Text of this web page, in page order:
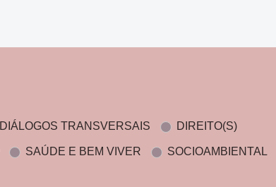
DIÁLOGOS TRANSVERSAIS DIREITO(S)
SAÚDE E BEM VIVER SOCIOAMBIENTAL